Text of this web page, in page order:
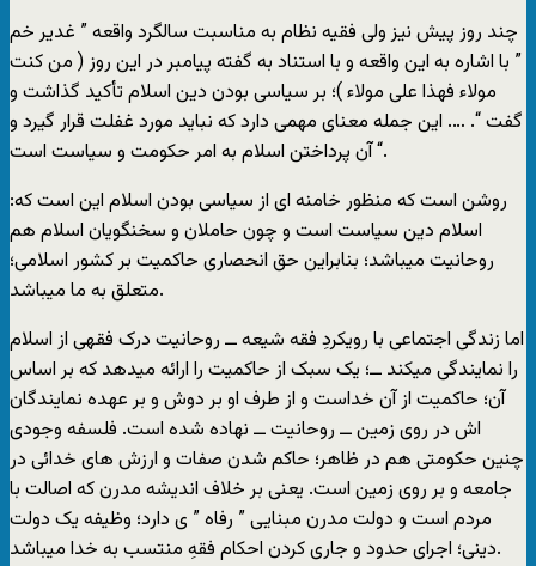
چند روز پیش نیز ولی فقیه نظام به مناسبت سالگرد واقعه ” غدیر خم
” با اشاره به این واقعه و با استناد به گفته پیامبر در این روز ( من کنت
مولاء فهذا علی مولاء )؛ بر سیاسی بودن دین اسلام تأکید گذاشت و
گفت “. …. این جمله معنای مهمی دارد که نباید مورد غفلت قرار گیرد و
آن پرداختن اسلام به امر حکومت و سیاست است “.
روشن است که منظور خامنه ای از سیاسی بودن اسلام این است که:
اسلام دین سیاست است و چون حاملان و سخنگویان اسلام هم
روحانیت میباشد؛ بنابراین حق انحصاری حاکمیت بر کشور اسلامی؛
متعلق به ما میباشد.
اما زندگی اجتماعی با رویکردِ فقه شیعه ــ روحانیت درک فقهی از اسلام
را نمایندگی میکند ــ؛ یک سبک از حاکمیت را ارائه میدهد که بر اساس
آن؛ حاکمیت از آن خداست و از طرف او بر دوش و بر عهده نمایندگان
اش در روی زمین ــ روحانیت ــ نهاده شده است. فلسفه وجودی
چنین حکومتی هم در ظاهر؛ حاکم شدن صفات و ارزش های خدائی در
جامعه و بر روی زمین است. یعنی بر خلاف اندیشه مدرن که اصالت با
مردم است و دولت مدرن مبنایی ” رفاه ” ی دارد؛ وظیفه یک دولت
دینی؛ اجرای حدود و جاری کردن احکام فقهِ منتسب به خدا میباشد.